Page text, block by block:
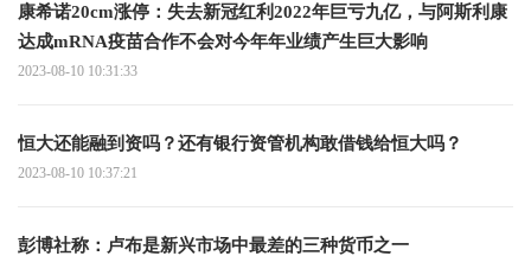
康希诺20cm涨停：失去新冠红利2022年巨亏九亿，与阿斯利康
达成mRNA疫苗合作不会对今年年业绩产生巨大影响
2023-08-10 10:31:33
恒大还能融到资吗？还有银行资管机构敢借钱给恒大吗？
2023-08-10 10:37:21
彭博社称：卢布是新兴市场中最差的三种货币之一